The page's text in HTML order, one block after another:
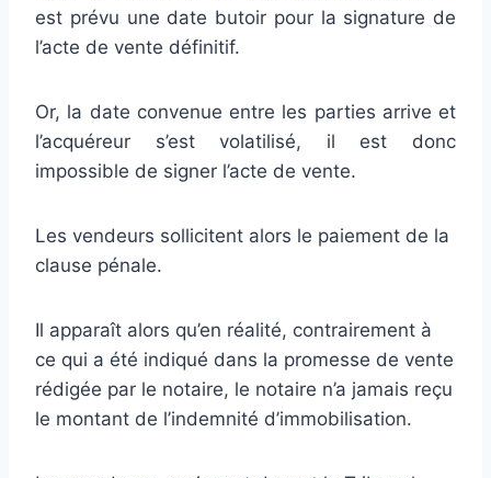
est prévu une date butoir pour la signature de
l’acte de vente définitif.
Or, la date convenue entre les parties arrive et
l’acquéreur s’est volatilisé, il est donc
impossible de signer l’acte de vente.
Les vendeurs sollicitent alors le paiement de la
clause pénale.
Il apparaît alors qu’en réalité, contrairement à
ce qui a été indiqué dans la promesse de vente
rédigée par le notaire, le notaire n’a jamais reçu
le montant de l’indemnité d’immobilisation.